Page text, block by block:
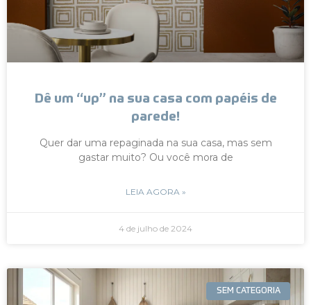
Dê um “up” na sua casa com papéis de
parede!
Quer dar uma repaginada na sua casa, mas sem
gastar muito? Ou você mora de
LEIA AGORA »
4 de julho de 2024
SEM CATEGORIA